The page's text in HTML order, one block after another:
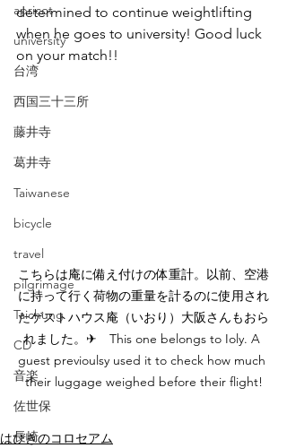
apricot
university
台湾
西国三十三所
藤井寺
葛井寺
Taiwanese
bicycle
travel
pilgrimage
Taichung
CD
音楽
佐世保
長崎
determined to continue weightlifting
when he goes to university! Good luck
on your match!!
こちらは庵に備え付けの体重計。以前、空港
に持って行く荷物の重量を計るのに使用され
たゲストハウス庵（いおり）大阪さんもおら
れました。✈　This one belongs to Ioly. A
guest previoulsy used it to check how much
their luggage weighed before their flight!
はびきのコロセアム